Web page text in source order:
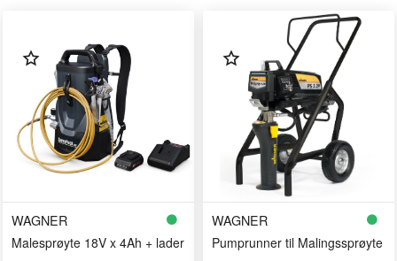
WAGNER
Malesprøyte 18V x 4Ah + lader
WAGNER
Pumprunner til Malingssprøyte